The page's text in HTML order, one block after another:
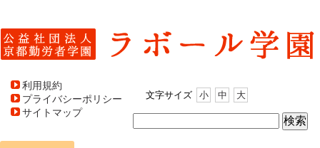
利用規約
プライバシーポリシー
サイトマップ
文字サイズ 小 中 大